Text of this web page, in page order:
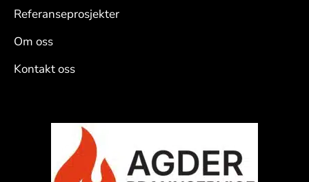
Referanseprosjekter
Om oss
Kontakt oss